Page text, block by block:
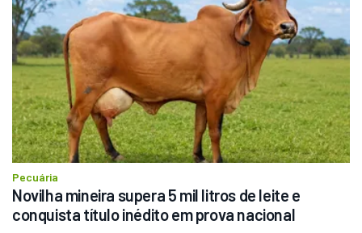
Pecuária
Novilha mineira supera 5 mil litros de leite e
conquista título inédito em prova nacional